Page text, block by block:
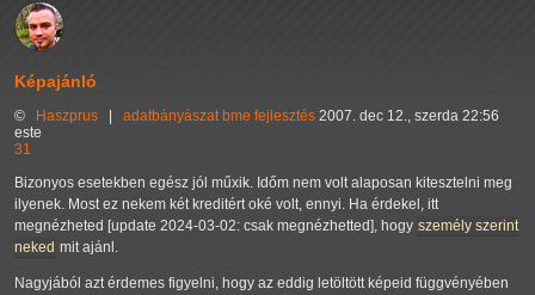
Képajánló
© Haszprus adatbányászat bme fejlesztés 2007. dec 12., szerda 22:56
este
31
Bizonyos esetekben egész jól műxik. Időm nem volt alaposan kitesztelni meg
ilyenek. Most ez nekem két kreditért oké volt, ennyi. Ha érdekel, itt
megnézheted [update 2024-03-02: csak megnézhetted], hogy személy szerint
neked mit ajánl.
Nagyjából azt érdemes figyelni, hogy az eddig letöltött képeid függvényében